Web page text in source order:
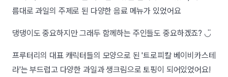
름대로 과일의 주제로 된 다양한 음료 메뉴가 있었어요
댕댕이도 중요하지만 그래두 함께하는 주인들도 중요하겠죠? ◡̎
프루터리의 대표 캐릭터들의 모양으로 된 '트로피칼 베이비카스테
라'는 부드럽고 다양한 과일과 생크림으로 토핑이 되어있었어요!